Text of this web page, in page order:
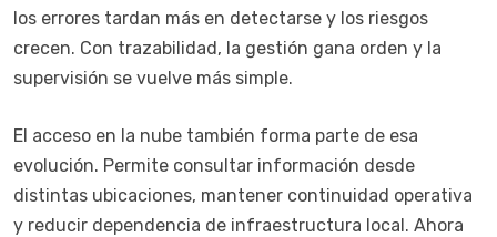
los errores tardan más en detectarse y los riesgos
crecen. Con trazabilidad, la gestión gana orden y la
supervisión se vuelve más simple.
El acceso en la nube también forma parte de esa
evolución. Permite consultar información desde
distintas ubicaciones, mantener continuidad operativa
y reducir dependencia de infraestructura local. Ahora